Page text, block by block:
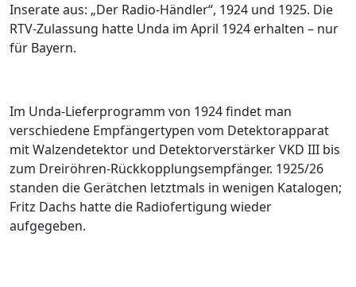
Inserate aus: „Der Radio-Händler“, 1924 und 1925. Die
RTV-Zulassung hatte Unda im April 1924 erhalten – nur
für Bayern.
Im Unda-Lieferprogramm von 1924 findet man
verschiedene Empfängertypen vom Detektorapparat
mit Walzendetektor und Detektorverstärker VKD III bis
zum Dreiröhren-Rückkopplungsempfänger. 1925/26
standen die Gerätchen letztmals in wenigen Katalogen;
Fritz Dachs hatte die Radiofertigung wieder
aufgegeben.